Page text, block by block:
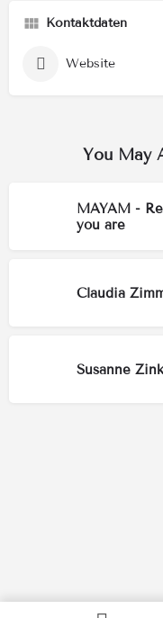
Kontaktdaten
Website
You May
MAYAM -
you are
Claudia
Susanne